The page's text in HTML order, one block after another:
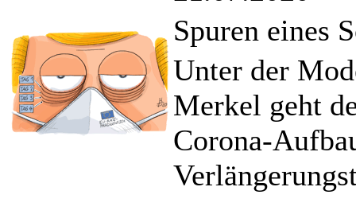
Spuren eines
Unter der
Merkel geht
Corona-